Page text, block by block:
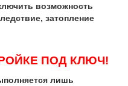
возможность
затопление
ПОД КЛЮЧ!
лишь